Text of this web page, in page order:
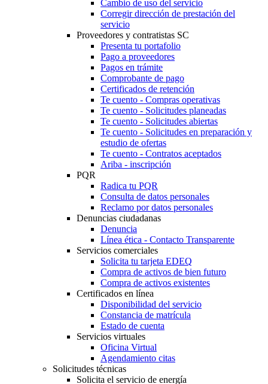
Cambio de uso del servicio
Corregir dirección de prestación del
servicio
Proveedores y contratistas SC
Presenta tu portafolio
Pago a proveedores
Pagos en trámite
Comprobante de pago
Certificados de retención
Te cuento - Compras operativas
Te cuento - Solicitudes planeadas
Te cuento - Solicitudes abiertas
Te cuento - Solicitudes en preparación y
estudio de ofertas
Te cuento - Contratos aceptados
Ariba - inscripción
PQR
Radica tu PQR
Consulta de datos personales
Reclamo por datos personales
Denuncias ciudadanas
Denuncia
Línea ética - Contacto Transparente
Servicios comerciales
Solicita tu tarjeta EDEQ
Compra de activos de bien futuro
Compra de activos existentes
Certificados en línea
Disponibilidad del servicio
Constancia de matrícula
Estado de cuenta
Servicios virtuales
Oficina Virtual
Agendamiento citas
Solicitudes técnicas
Solicita el servicio de energía